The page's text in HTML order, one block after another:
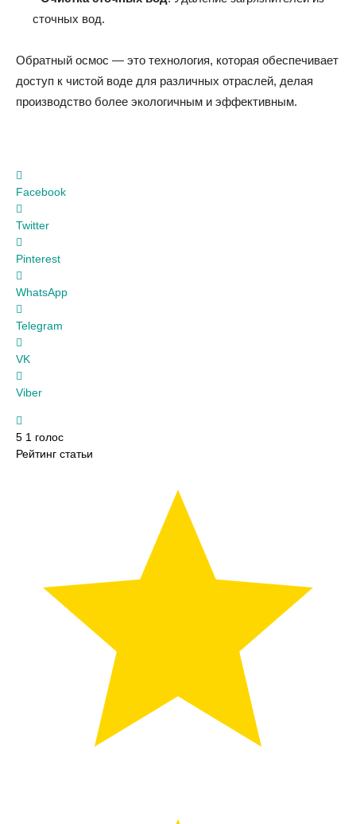
сточных вод.
Обратный осмос — это технология, которая обеспечивает
доступ к чистой воде для различных отраслей, делая
производство более экологичным и эффективным.
Facebook
Twitter
Pinterest
WhatsApp
Telegram
VK
Viber
5 1 голос
Рейтинг статьи